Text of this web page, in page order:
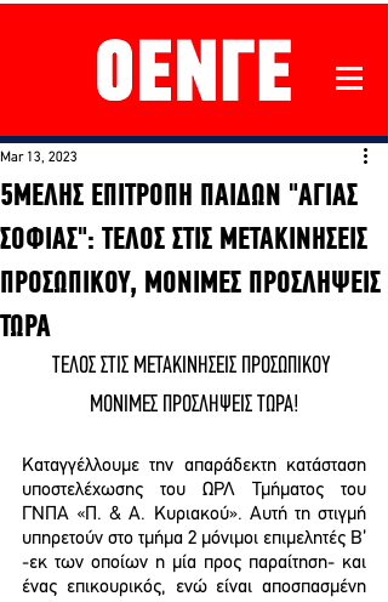
5ΜΕΛΗΣ ΕΠΙΤΡΟΠΗ ΠΑΙΔΩΝ "ΑΓΙΑΣ
ΣΟΦΙΑΣ": ΤΕΛΟΣ ΣΤΙΣ ΜΕΤΑΚΙΝΗΣΕΙΣ
ΠΡΟΣΩΠΙΚΟΥ, ΜΟΝΙΜΕΣ ΠΡΟΣΛΗΨΕΙΣ
ΤΩΡΑ
Mar 13, 2023
ΤΕΛΟΣ ΣΤΙΣ ΜΕΤΑΚΙΝΗΣΕΙΣ ΠΡΟΣΩΠΙΚΟΥ
ΜΟΝΙΜΕΣ ΠΡΟΣΛΗΨΕΙΣ ΤΩΡΑ!
Καταγγέλλουμε την απαράδεκτη κατάσταση
υποστελέχωσης του ΩΡΛ Τμήματος του
ΓΝΠΑ «Π. & Α. Κυριακού». Αυτή τη στιγμή
υπηρετούν στο τμήμα 2 μόνιμοι επιμελητές Β’
-εκ των οποίων η μία προς παραίτηση- και
ένας επικουρικός, ενώ είναι αποσπασμένη